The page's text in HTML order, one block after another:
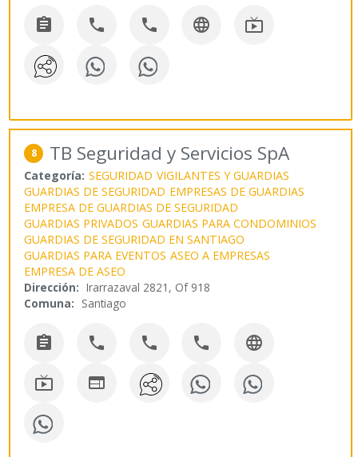
    
8 TB Seguridad y Servicios SpA
Categoría: SEGURIDAD VIGILANTES Y GUARDIAS
GUARDIAS DE SEGURIDAD EMPRESAS DE GUARDIAS
EMPRESA DE GUARDIAS DE SEGURIDAD
GUARDIAS PRIVADOS GUARDIAS PARA CONDOMINIOS
GUARDIAS DE SEGURIDAD EN SANTIAGO
GUARDIAS PARA EVENTOS ASEO A EMPRESAS
EMPRESA DE ASEO
Dirección: Irarrazaval 2821, Of 918
Comuna: Santiago
    
 